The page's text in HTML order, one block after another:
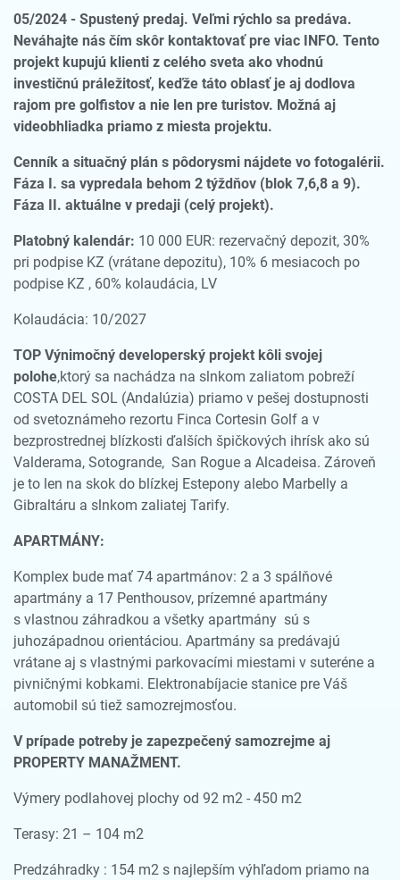
05/2024 - Spustený predaj. Veľmi rýchlo sa predáva.
Neváhajte nás čím skôr kontaktovať pre viac INFO. Tento
projekt kupujú klienti z celého sveta ako vhodnú
investičnú práležitosť, keďže táto oblasť je aj dodlova
rajom pre golfistov a nie len pre turistov. Možná aj
videobhliadka priamo z miesta projektu.
Cenník a situačný plán s pôdorysmi nájdete vo fotogalérii.
Fáza I. sa vypredala behom 2 týždňov (blok 7,6,8 a 9).
Fáza II. aktuálne v predaji (celý projekt).
Platobný kalendár: 10 000 EUR: rezervačný depozit, 30%
pri podpise KZ (vrátane depozitu), 10% 6 mesiacoch po
podpise KZ , 60% kolaudácia, LV
Kolaudácia: 10/2027
TOP Výnimočný developerský projekt kôli svojej
polohe,ktorý sa nachádza na slnkom zaliatom pobreží
COSTA DEL SOL (Andalúzia) priamo v pešej dostupnosti
od svetoznámeho rezortu Finca Cortesin Golf a v
bezprostrednej blízkosti ďalších špičkových ihrísk ako sú
Valderama, Sotogrande, San Rogue a Alcadeisa. Zároveň
je to len na skok do blízkej Estepony alebo Marbelly a
Gibraltáru a slnkom zaliatej Tarify.
APARTMÁNY:
Komplex bude mať 74 apartmánov: 2 a 3 spálňové
apartmány a 17 Penthousov, prízemné apartmány
s vlastnou záhradkou a všetky apartmány sú s
juhozápadnou orientáciou. Apartmány sa predávajú
vrátane aj s vlastnými parkovacími miestami v suteréne a
pivničnými kobkami. Elektronabíjacie stanice pre Váš
automobil sú tiež samozrejmosťou.
V prípade potreby je zapezpečený samozrejme aj
PROPERTY MANAŽMENT.
Výmery podlahovej plochy od 92 m2 - 450 m2
Terasy: 21 – 104 m2
Predzáhradky : 154 m2 s najlepším výhľadom priamo na